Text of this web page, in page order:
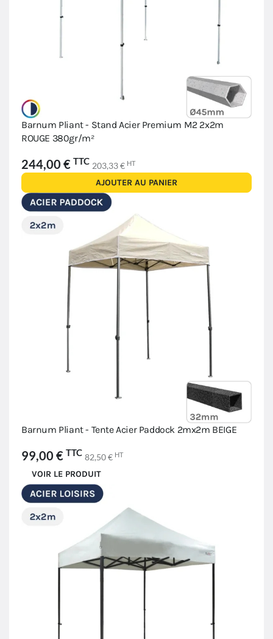
Barnum Pliant - Stand Acier Premium M2 2x2m
ROUGE 380gr/m²
244,00 € TTC 203,33 € HT
AJOUTER AU PANIER
Barnum Pliant - Tente Acier Paddock 2mx2m BEIGE
99,00 € TTC 82,50 € HT
VOIR LE PRODUIT